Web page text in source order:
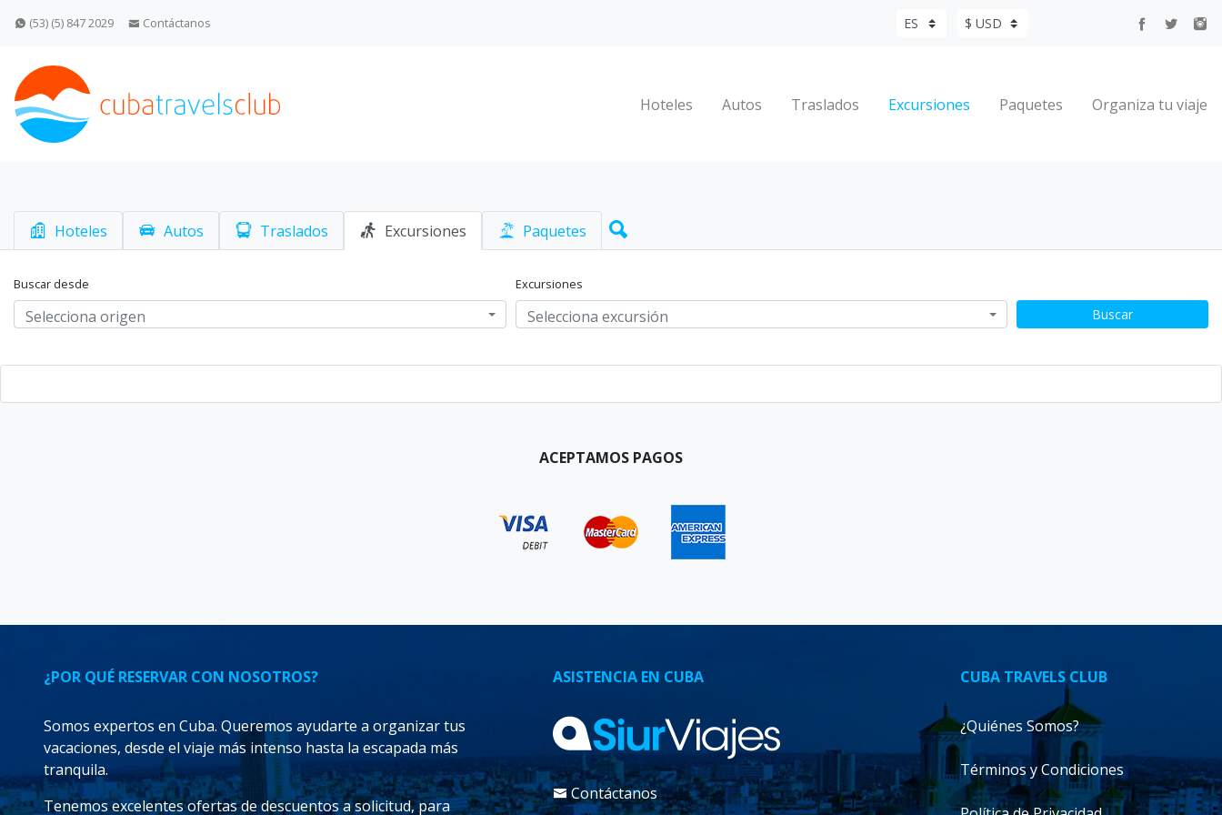
(53) (5) 847 2029 Contáctanos
Hoteles Autos Traslados Excursiones Paquetes Organiza tu viaje
Hoteles Autos Traslados Excursiones Paquetes
Buscar desde
Selecciona origen
Excursiones
Selecciona excursión Buscar
ACEPTAMOS PAGOS
¿POR QUÉ RESERVAR CON NOSOTROS?
Somos expertos en Cuba. Queremos ayudarte a organizar tus
vacaciones, desde el viaje más intenso hasta la escapada más
tranquila.
Tenemos excelentes ofertas de descuentos a solicitud, para
ASISTENCIA EN CUBA
Contáctanos
CUBA TRAVELS CLUB
¿Quiénes Somos?
Términos y Condiciones